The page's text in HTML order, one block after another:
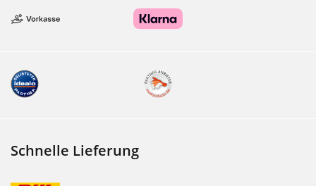
Schnelle Lieferung